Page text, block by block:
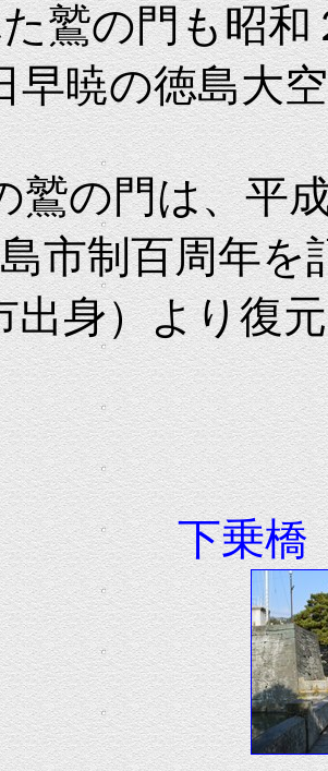
鷲の門も昭和
早暁の徳島大
の門は、平成
市制百周年を
出身）より復
下乗橋